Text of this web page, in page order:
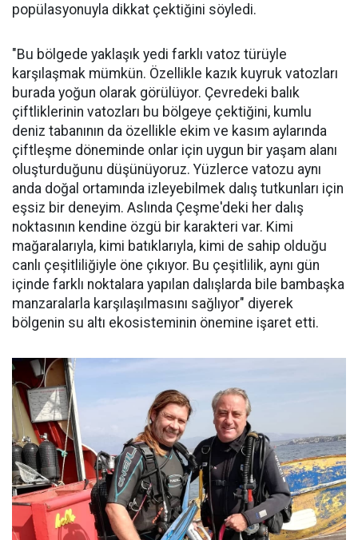
popülasyonuyla dikkat çektiğini söyledi.
"Bu bölgede yaklaşık yedi farklı vatoz türüyle
karşılaşmak mümkün. Özellikle kazık kuyruk vatozları
burada yoğun olarak görülüyor. Çevredeki balık
çiftliklerinin vatozları bu bölgeye çektiğini, kumlu
deniz tabanının da özellikle ekim ve kasım aylarında
çiftleşme döneminde onlar için uygun bir yaşam alanı
oluşturduğunu düşünüyoruz. Yüzlerce vatozu aynı
anda doğal ortamında izleyebilmek dalış tutkunları için
eşsiz bir deneyim. Aslında Çeşme'deki her dalış
noktasının kendine özgü bir karakteri var. Kimi
mağaralarıyla, kimi batıklarıyla, kimi de sahip olduğu
canlı çeşitliliğiyle öne çıkıyor. Bu çeşitlilik, aynı gün
içinde farklı noktalara yapılan dalışlarda bile bambaşka
manzaralarla karşılaşılmasını sağlıyor" diyerek
bölgenin su altı ekosisteminin önemine işaret etti.